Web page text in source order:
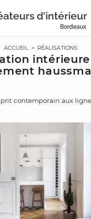
d'intérieur
Bordeaux
ACCUEIL> RÉALISATIONS
intérieure
contemporain aux